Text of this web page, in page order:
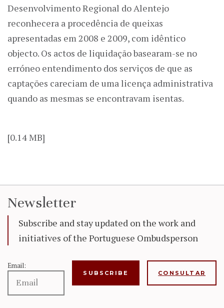
Desenvolvimento Regional do Alentejo
reconhecera a procedência de queixas
apresentadas em 2008 e 2009, com idêntico
objecto. Os actos de liquidação basearam-se no
erróneo entendimento dos serviços de que as
captações careciam de uma licença administrativa
quando as mesmas se encontravam isentas.
[0.14 MB]
Newsletter
Subscribe and stay updated on the work and
initiatives of the Portuguese Ombudsperson
Email:
CONSULTAR